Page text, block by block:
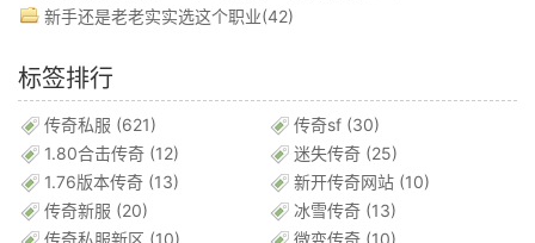
新手还是老老实实选这个职业(42)
标签排行
传奇私服 (621) 传奇sf (30)
1.80合击传奇 (12) 迷失传奇 (25)
1.76版本传奇 (13) 新开传奇网站 (10)
传奇新服 (20) 冰雪传奇 (13)